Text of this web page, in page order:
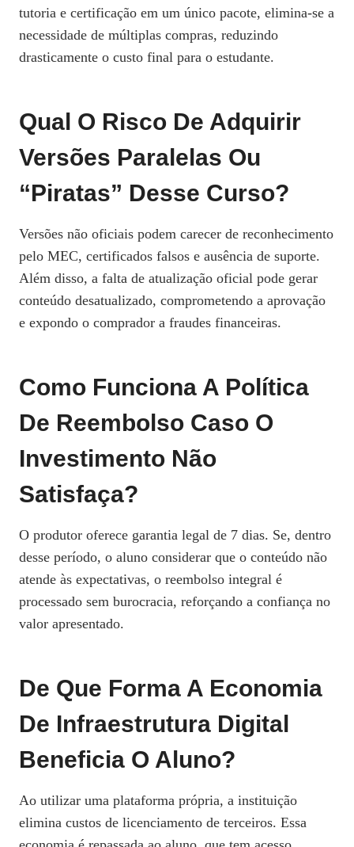
tutoria e certificação em um único pacote, elimina-se a
necessidade de múltiplas compras, reduzindo
drasticamente o custo final para o estudante.
Qual O Risco De Adquirir
Versões Paralelas Ou
“piratas” Desse Curso?
Versões não oficiais podem carecer de reconhecimento
pelo MEC, certificados falsos e ausência de suporte.
Além disso, a falta de atualização oficial pode gerar
conteúdo desatualizado, comprometendo a aprovação
e expondo o comprador a fraudes financeiras.
Como Funciona A Política
De Reembolso Caso O
Investimento Não
Satisfaça?
O produtor oferece garantia legal de 7 dias. Se, dentro
desse período, o aluno considerar que o conteúdo não
atende às expectativas, o reembolso integral é
processado sem burocracia, reforçando a confiança no
valor apresentado.
De Que Forma A Economia
De Infraestrutura Digital
Beneficia O Aluno?
Ao utilizar uma plataforma própria, a instituição
elimina custos de licenciamento de terceiros. Essa